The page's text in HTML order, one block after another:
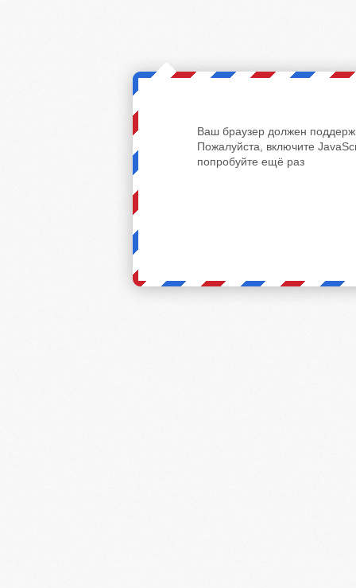
Ваш браузер должен
Пожалуйста, включите
попробуйте ещё раз